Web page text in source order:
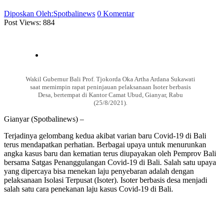
Diposkan Oleh:Spotbalinews 0 Komentar
Post Views: 884
Wakil Gubernur Bali Prof. Tjokorda Oka Artha Ardana Sukawati
saat memimpin rapat peninjauan pelaksanaan Isoter berbasis
Desa, bertempat di Kantor Camat Ubud, Gianyar, Rabu
(25/8/2021).
Gianyar (Spotbalinews) –
Terjadinya gelombang kedua akibat varian baru Covid-19 di Bali
terus mendapatkan perhatian. Berbagai upaya untuk menurunkan
angka kasus baru dan kematian terus diupayakan oleh Pemprov Bali
bersama Satgas Penanggulangan Covid-19 di Bali. Salah satu upaya
yang dipercaya bisa menekan laju penyebaran adalah dengan
pelaksanaan Isolasi Terpusat (Isoter). Isoter berbasis desa menjadi
salah satu cara penekanan laju kasus Covid-19 di Bali.